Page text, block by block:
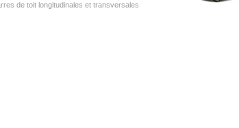
de toit longitudinales et transversales